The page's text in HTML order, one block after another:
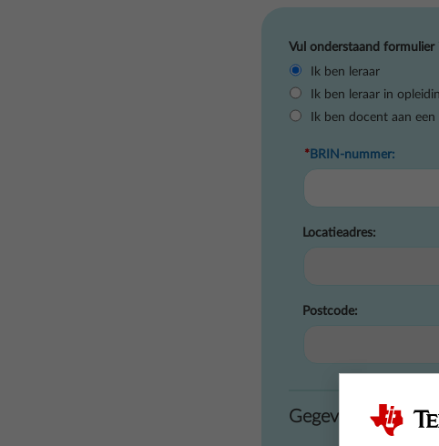
Vul onderstaand
Ik ben leraar
Ik ben leraar in
Ik ben docent aan
* BRIN-nummer:
Locatieadres:
Postcode:
Gegevens